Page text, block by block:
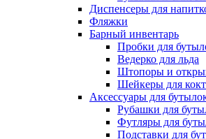
Диспенсеры для
Фляжки
Барный инвентарь
Пробки для
Ведерко для льда
Штопоры и
Шейкеры для
Аксессуары для
Рубашки для
Футляры для
Подставки для